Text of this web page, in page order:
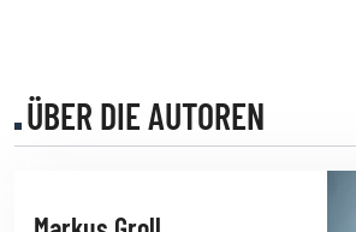
ÜBER DIE AUTOREN